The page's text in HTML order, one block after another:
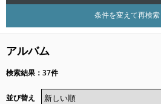
条件を変えて再検索
アルバム
検索結果：37件
並び替え